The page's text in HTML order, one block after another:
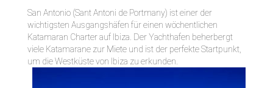
San Antonio (Sant Antoni de Portmany) ist einer der
wichtigsten Ausgangshäfen für einen wöchentlichen
Katamaran Charter auf Ibiza. Der Yachthafen beherbergt
viele Katamarane zur Miete und ist der perfekte Startpunkt,
um die Westküste von Ibiza zu erkunden.